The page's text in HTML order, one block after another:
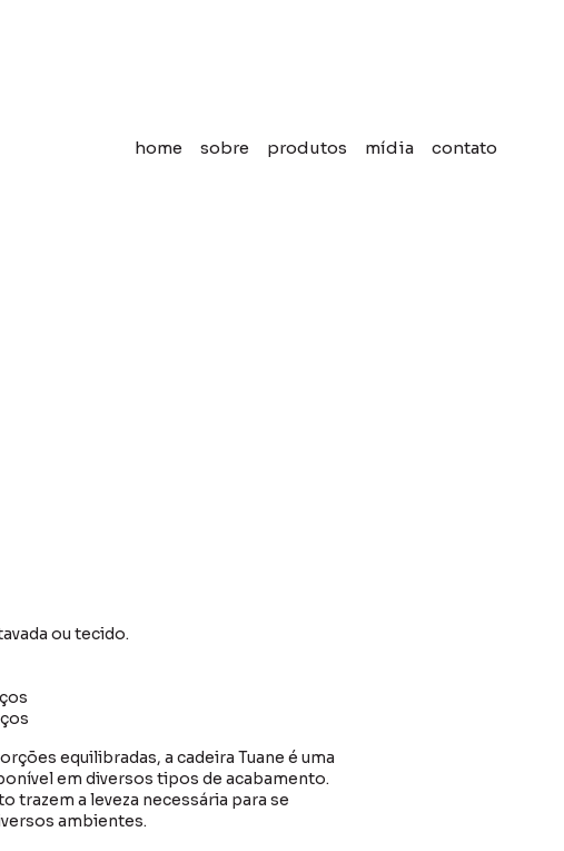
home sobre produtos mídia contato
ou tecido.
equilibradas, a cadeira Tuane é uma
em diversos tipos de acabamento.
trazem a leveza necessária para se
ambientes.